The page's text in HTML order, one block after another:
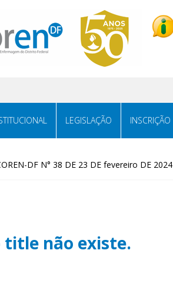
LEGISLAÇÃO INSCRIÇÃO
DF N° 38 DE 23 DE fevereiro DE 2024
title não existe.